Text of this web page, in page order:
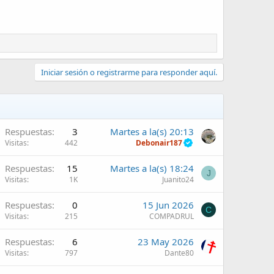
Iniciar sesión o registrarme para responder aquí.
Respuestas 3
Visitas 442
Martes a la(s) 20:13
Debonair187
Respuestas 15
Visitas 1K
Martes a la(s) 18:24
Juanito24
J
Respuestas 0
Visitas 215
15 Jun 2026
COMPADRUL
C
Respuestas 6
Visitas 797
23 May 2026
Dante80